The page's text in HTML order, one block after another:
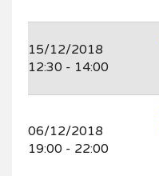
15/12/2018
12:30 - 14:00
06/12/2018
19:00 - 22:00